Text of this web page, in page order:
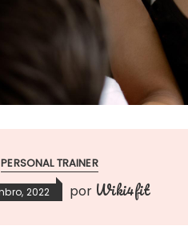
PERSONAL TRAINER
2022 por Wiki4fit